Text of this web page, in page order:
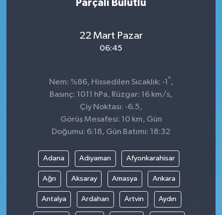
Parçalı Bulutlu
22 Mart Pazar
06:45
Nem: %86, Hissedilen Sıcaklık: -1 ° ,
Basınç: 1011 hPa, Rüzgar: 16 km/s,
Çiy Noktası: -6.5,
Görüş Mesafesi: 10 km, Gün
Doğumu: 6:18, Gün Batımı: 18:32
Adana Adıyaman Afyonkarahisar
Ağrı Aksaray Amasya Ankara
Antalya Ardahan Artvin Aydın